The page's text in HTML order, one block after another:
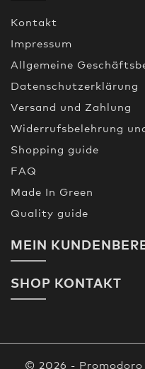
Kontakt
Impressum
Allgemeine
Datenschutzerklärung
Versand und Zahlung
Widerrufsbelehrung
Shopping guide
FAQ
Made In Green
Quality guide
MEIN
SHOP KONTAKT
© 2026 -